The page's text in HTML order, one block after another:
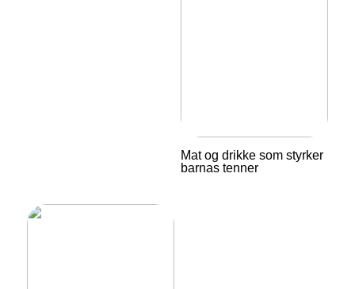
Mat og drikke som styrker
barnas tenner